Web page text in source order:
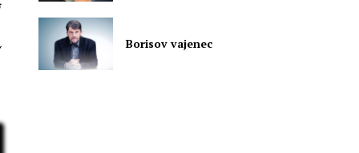
Borisov vajenec